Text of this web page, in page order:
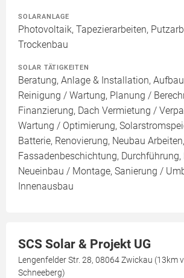
SOLARANLAGE
Photovoltaik, Tapezierarbeiten,
Trockenbau
SOLAR TÄTIGKEITEN
Beratung, Anlage & Installation,
Reinigung / Wartung, Planung /
Finanzierung, Dach Vermietung /
Wartung / Optimierung,
Batterie, Renovierung, Neubau
Fassadenbeschichtung, Durchführung,
Neueinbau / Montage, Sanierung /
Innenausbau
SCS Solar & Projekt UG
Lengenfelder Str. 28, 08064 Zwickau (13km
Schneeberg)